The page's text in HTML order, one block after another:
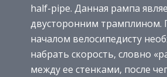
half-pipe. Данная рампа
двусторонним трамплином.
началом велосипедисту
набрать скорость, словно
между ее стенками, после